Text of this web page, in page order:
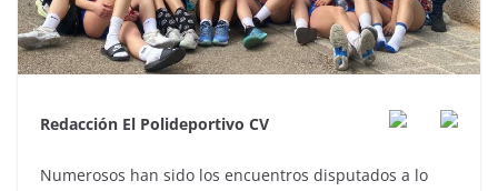
Redacción El Polideportivo CV
Numerosos han sido los encuentros disputados a lo